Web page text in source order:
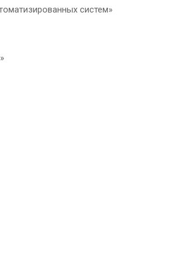
систем»